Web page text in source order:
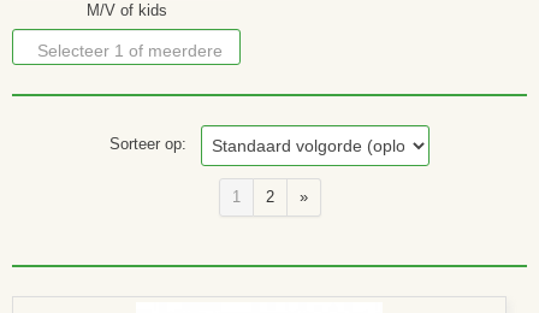
opties
M/V of kids
Selecteer 1 of meerdere
Sorteer op:
1 2 »